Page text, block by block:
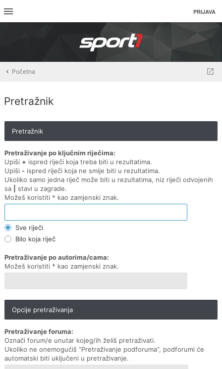
PRIJAVA
Početna
Pretražnik
Pretražnik
Pretraživanje po ključnim riječima:
Upiši + ispred riječi koja treba biti u rezultatima.
Upiši - ispred riječi koja ne smije biti u rezultatima.
Ukoliko samo jedna riječ može biti u rezultatima, niz riječi odvojenih
sa
stavi u zagrade.
Možeš koristiti * kao zamjenski znak.
Sve riječi
Bilo koja riječ
Pretraživanje po autorima/cama:
Možeš koristiti * kao zamjenski znak.
Opcije pretraživanja
Pretraživanje foruma:
Označi forum/e unutar kojeg/ih želiš pretraživati.
Ukoliko ne onemogućiš “Pretraživanje podforuma”, podforumi će
automatski biti uključeni u pretraživanje.